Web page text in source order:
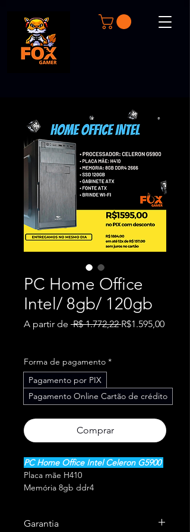
PC Home Office
Intel/ 8gb/ 120gb
A partir de R$ 1.772,22 Preço
R$1.595,00
Forma de pagamento *
Pagamento por PIX
Pagamento Online Cartão de crédito
Comprar
PC Home Office Intel Celeron G5900
Placa mãe H410
Memória 8gb ddr4
Gabinete ATX
Garantia